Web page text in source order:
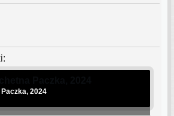
2024